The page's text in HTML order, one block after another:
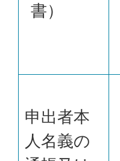
書）
申出者本
人名義の